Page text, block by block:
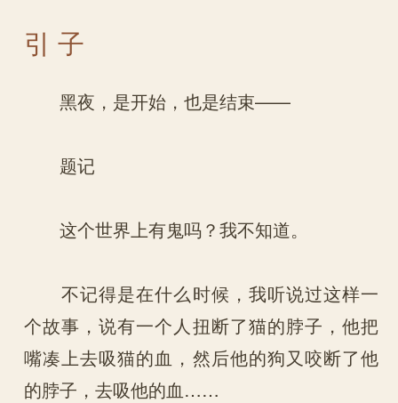
引 子
黑夜，是开始，也是结束——
题记
这个世界上有鬼吗？我不知道。
不记得是在什么时候，我听说过这样一
个故事，说有一个人扭断了猫的脖子，他把
嘴凑上去吸猫的血，然后他的狗又咬断了他
的脖子，去吸他的血……